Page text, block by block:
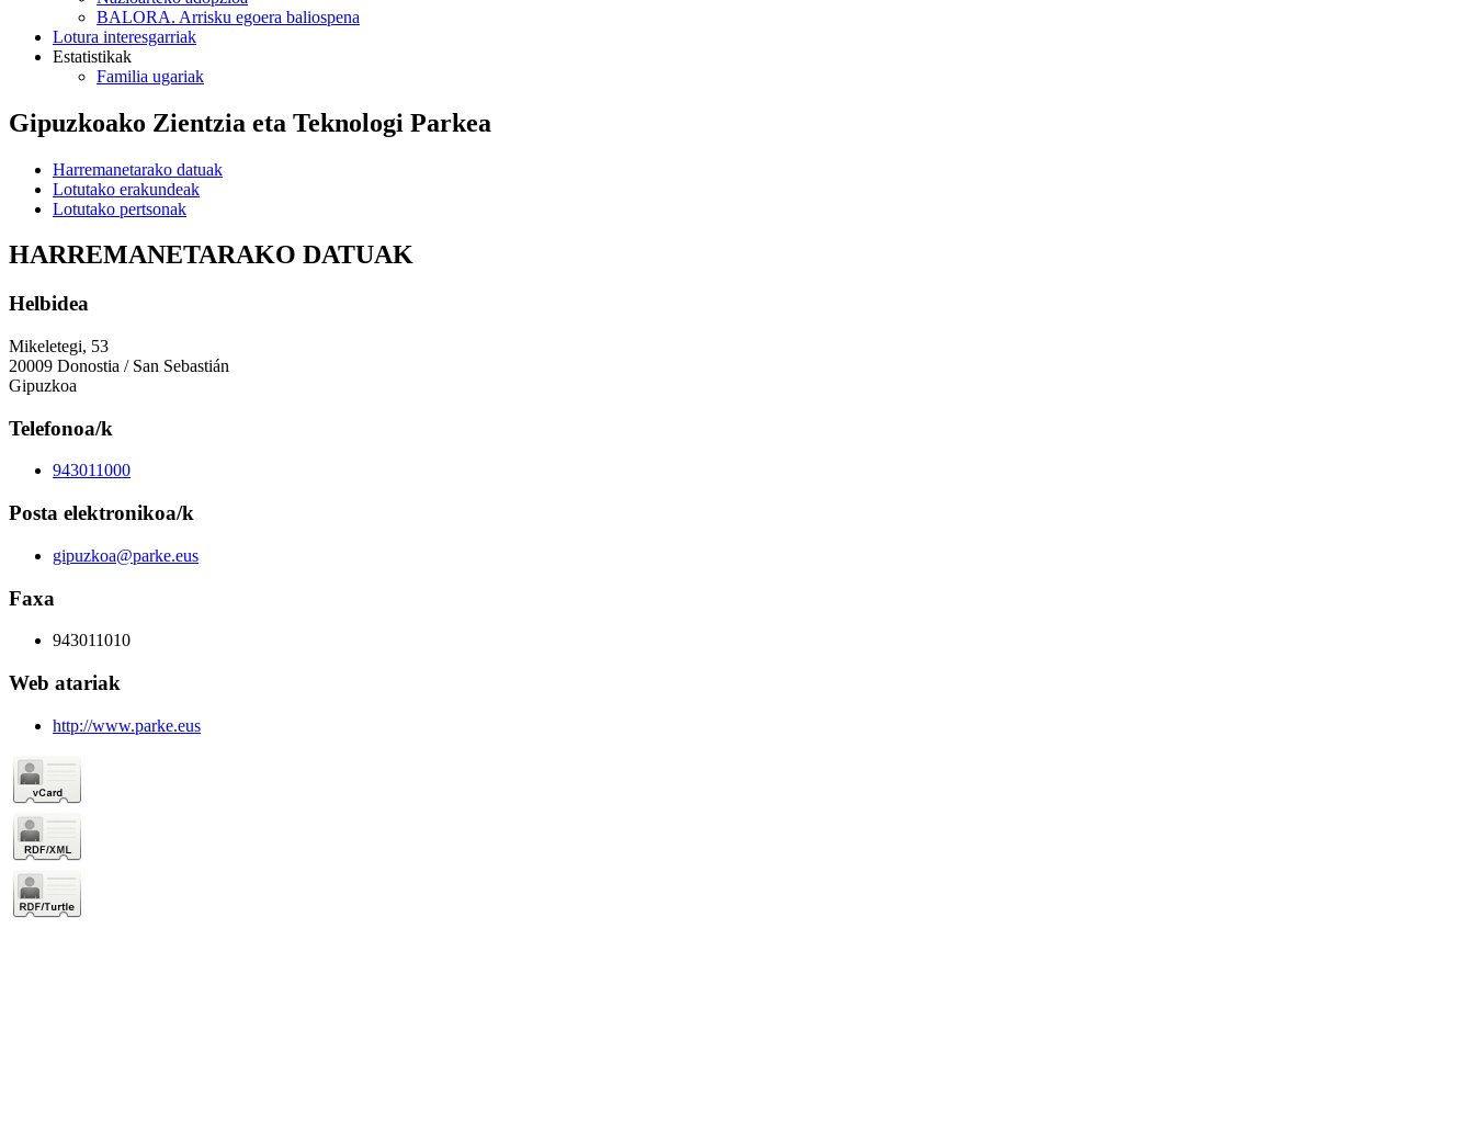
BALORA. Arrisku egoera baliospena
Lotura interesgarriak
Estatistikak
Familia ugariak
Gipuzkoako Zientzia eta Teknologi Parkea
Harremanetarako datuak
Lotutako erakundeak
Lotutako pertsonak
HARREMANETARAKO DATUAK
Helbidea
Mikeletegi, 53
20009 Donostia / San Sebastián
Gipuzkoa
Telefonoa/k
943011000
Posta elektronikoa/k
gipuzkoa@parke.eus
Faxa
943011010
Web atariak
http://www.parke.eus